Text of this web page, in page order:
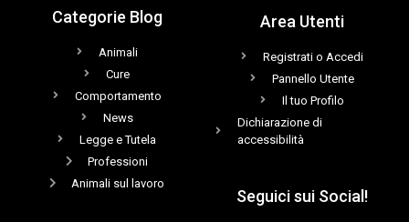
Categorie Blog
Animali
Cure
Comportamento
News
Legge e Tutela
Professioni
Animali sul lavoro
Area Utenti
Registrati o Accedi
Pannello Utente
Il tuo Profilo
Dichiarazione di
accessibilità
Seguici sui Social!